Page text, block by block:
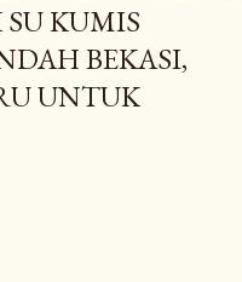
KUMIS
BEKASI,
UNTUK